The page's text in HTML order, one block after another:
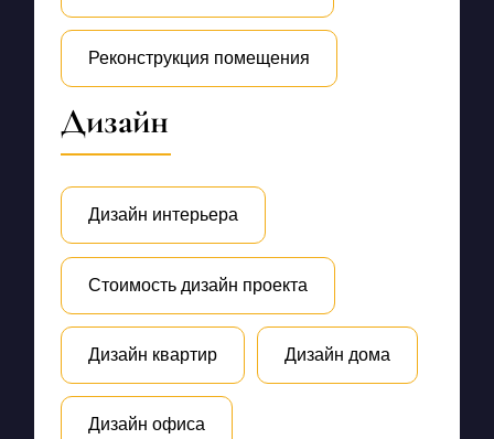
Реконструкция помещения
Дизайн
Дизайн интерьера
Стоимость дизайн проекта
Дизайн квартир Дизайн дома
Дизайн офиса